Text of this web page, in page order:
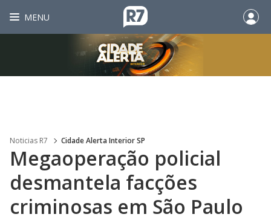
MENU
Noticias R7 Cidade Alerta Interior SP
Megaoperação policial
desmantela facções
criminosas em São Paulo